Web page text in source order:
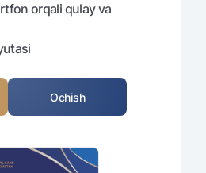
orqali qulay va
Ochish